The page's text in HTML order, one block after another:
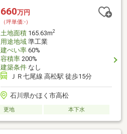
660万円
（坪単価:-）
土地面積165.63m2
用途地域準工業
建ぺい率60%
容積率200%
建築条件なし
ＪＲ七尾線 高松駅 徒歩15分
石川県かほく市高松
更地 本下水